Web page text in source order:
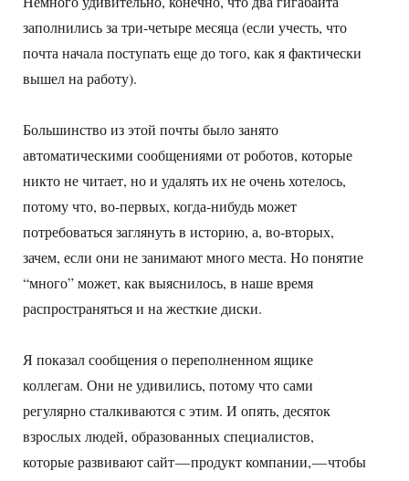
заполнились за три-четыре месяца (если учесть, что
почта начала поступать еще до того, как я фактически
вышел на работу).
Большинство из этой почты было занято
автоматическими сообщениями от роботов, которые
никто не читает, но и удалять их не очень хотелось,
потому что, во-первых, когда-нибудь может
потребоваться заглянуть в историю, а, во-вторых,
зачем, если они не занимают много места. Но понятие
“много” может, как выяснилось, в наше время
распространяться и на жесткие диски.
Я показал сообщения о переполненном ящике
коллегам. Они не удивились, потому что сами
регулярно сталкиваются с этим. И опять, десяток
взрослых людей, образованных специалистов,
которые развивают сайт — продукт компании, — чтобы